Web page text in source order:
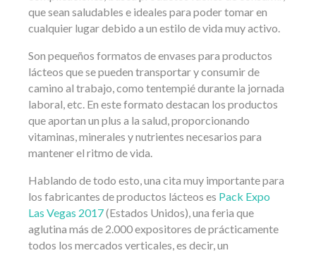
que sean saludables e ideales para poder tomar en
cualquier lugar debido a un estilo de vida muy activo.
Son pequeños formatos de envases para productos
lácteos que se pueden transportar y consumir de
camino al trabajo, como tentempié durante la jornada
laboral, etc. En este formato destacan los productos
que aportan un plus a la salud, proporcionando
vitaminas, minerales y nutrientes necesarios para
mantener el ritmo de vida.
Hablando de todo esto, una cita muy importante para
los fabricantes de productos lácteos es Pack Expo
Las Vegas 2017(Estados Unidos), una feria que
aglutina más de 2.000 expositores de prácticamente
todos los mercados verticales, es decir, un